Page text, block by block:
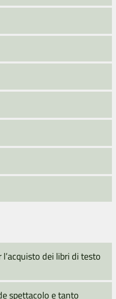
dei libri di testo
spettacolo e tanto